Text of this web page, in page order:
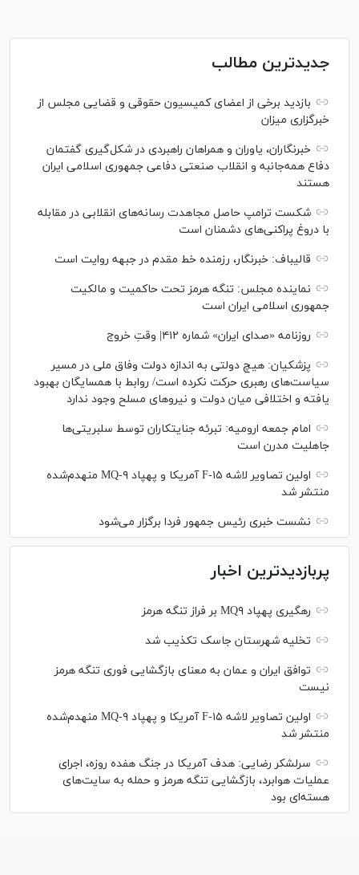
جدیدترین مطالب
بازدید برخی از اعضای کمیسیون حقوقی و قضایی مجلس از
خبرگزاری میزان
خبرنگاران، یاوران و همراهان راهبردی در شکل‌گیری گفتمان
دفاع همه‌جانبه و انقلاب صنعتی دفاعی جمهوری اسلامی ایران
هستند
شکست ترامپ حاصل مجاهدت رسانه‌های انقلابی در مقابله
با دروغ پراکنی‌های دشمنان است
قالیباف: خبرنگار، رزمنده خط مقدم در جبهه روایت است
نماینده مجلس: تنگه هرمز تحت حاکمیت و مالکیت
جمهوری اسلامی ایران است
روزنامه «صدای ایران» شماره ۴۱۲| وقتِ خروج
پزشکیان: هیچ دولتی به اندازه دولت وفاق ملی در مسیر
سیاست‌های رهبری حرکت نکرده است/ روابط با همسایگان بهبود
یافته و اختلافی میان دولت و نیروهای مسلح وجود ندارد
امام جمعه ارومیه: تبرئه جنایتکاران توسط سلبریتی‌ها
جاهلیت مدرن است
اولین تصاویر لاشه F-۱۵ آمریکا و پهپاد MQ-۹ منهدم‌شده
منتشر شد
نشست خبری رئیس‌ جمهور فردا برگزار می‌شود
پربازدیدترین اخبار
رهگیری پهپاد MQ۹ بر فراز تنگه هرمز
تخلیه شهرستان جاسک تکذیب شد
توافق ایران و عمان به معنای بازگشایی فوری تنگه هرمز
نیست
اولین تصاویر لاشه F-۱۵ آمریکا و پهپاد MQ-۹ منهدم‌شده
منتشر شد
سرلشکر رضایی: هدف آمریکا در جنگ هفده روزه، اجرای
عملیات هوابرد، بازگشایی تنگه هرمز و حمله به سایت‌های
هسته‌ای بود